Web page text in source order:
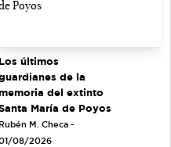
Los últimos
de la
del extinto
María de Poyos
Rubén M. Checa -
08/2026